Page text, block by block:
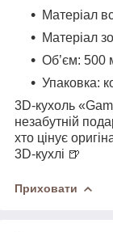
Матеріал
Матеріал
Об’єм: 500
Упаковка:
3D-кухоль
незабутній
хто цінує
3D-кухлі 🍺
Приховати